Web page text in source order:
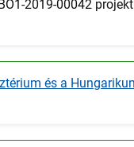
2019-00042 projekt